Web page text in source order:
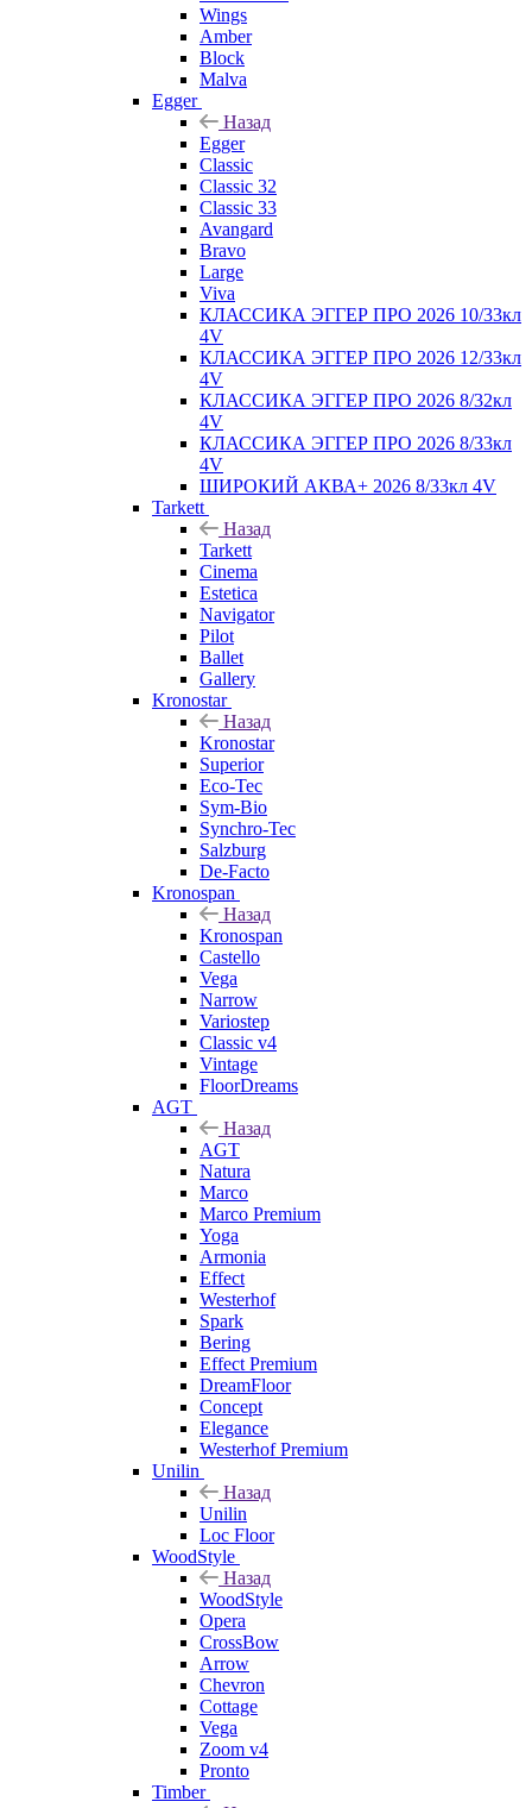
Wings
Amber
Block
Malva
Egger
Назад
Egger
Classic
Classic 32
Classic 33
Avangard
Bravo
Large
Viva
КЛАССИКА ЭГГЕР ПРО 2026 10/33кл
4V
КЛАССИКА ЭГГЕР ПРО 2026 12/33кл
4V
КЛАССИКА ЭГГЕР ПРО 2026 8/32кл
4V
КЛАССИКА ЭГГЕР ПРО 2026 8/33кл
4V
ШИРОКИЙ АКВА+ 2026 8/33кл 4V
Tarkett
Назад
Tarkett
Cinema
Estetica
Navigator
Pilot
Ballet
Gallery
Kronostar
Назад
Kronostar
Superior
Eco-Tec
Sym-Bio
Synchro-Tec
Salzburg
De-Facto
Kronospan
Назад
Kronospan
Castello
Vega
Narrow
Variostep
Classic v4
Vintage
FloorDreams
AGT
Назад
AGT
Natura
Marco
Marco Premium
Yoga
Armonia
Effect
Westerhof
Spark
Bering
Effect Premium
DreamFloor
Concept
Elegance
Westerhof Premium
Unilin
Назад
Unilin
Loc Floor
WoodStyle
Назад
WoodStyle
Opera
CrossBow
Arrow
Chevron
Cottage
Vega
Zoom v4
Pronto
Timber